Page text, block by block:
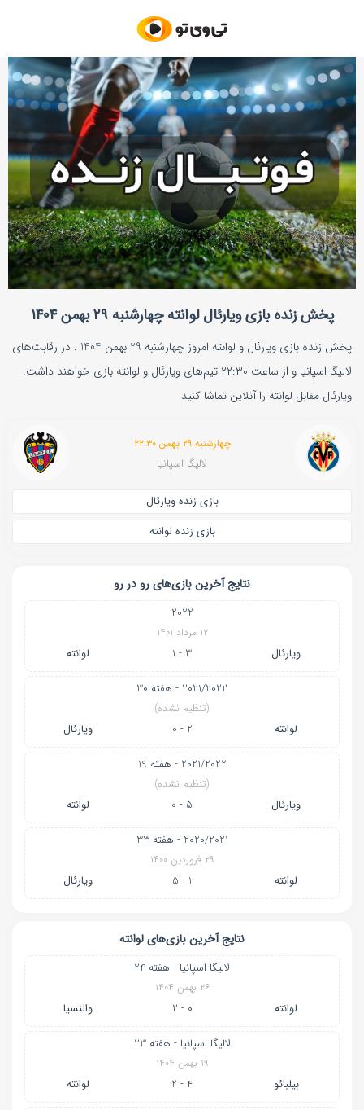
پخش زنده بازی ویارئال لوانته چهارشنبه ۲۹ بهمن ۱۴۰۴
پخش زنده بازی ویارئال و لوانته امروز چهارشنبه 29 بهمن 1404 . در رقابت‌های
لالیگا اسپانیا و از ساعت ۲۲:۳۰ تیم‌های ویارئال و لوانته بازی خواهند داشت.
ویارئال مقابل لوانته را آنلاین تماشا کنید
چهارشنبه ۲۹ بهمن ۲۲:۳۰
لالیگا اسپانیا
بازی زنده ویارئال
بازی زنده لوانته
نتایج آخرین بازی‌های رو در رو
2022
۱۲ مرداد ۱۴۰۱
ویارئال 3 - 1 لوانته
2021/2022 - هفته 30
(تنظیم نشده)
لوانته 2 - 0 ویارئال
2021/2022 - هفته 19
(تنظیم نشده)
ویارئال 5 - 0 لوانته
2020/2021 - هفته 33
۲۹ فروردین ۱۴۰۰
لوانته 1 - 5 ویارئال
نتایج آخرین بازی‌های لوانته
لالیگا اسپانیا - هفته 24
۲۶ بهمن ۱۴۰۴
لوانته 0 - 2 والنسیا
لالیگا اسپانیا - هفته 23
۱۹ بهمن ۱۴۰۴
بیلبائو 4 - 2 لوانته